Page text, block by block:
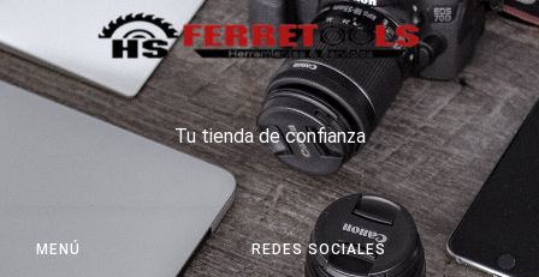
REDES SOCIALES
MENÚ
Tu tienda de confianza